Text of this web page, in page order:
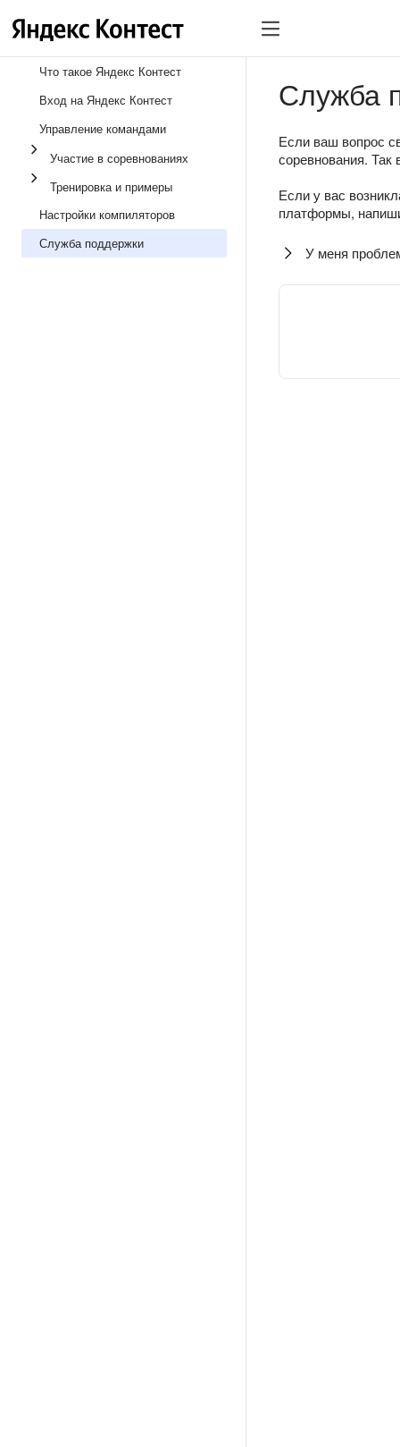
Что такое Яндекс Контест
Вход на Яндекс Контест
Управление командами
Участие в соревнованиях
Тренировка и примеры
Настройки компиляторов
Служба поддержки
Служба
Если ваш вопрос
соревнования. Так
Если у вас
платформы,
У меня